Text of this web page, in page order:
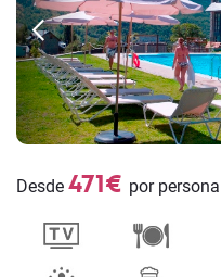
Desde 471€ por persona